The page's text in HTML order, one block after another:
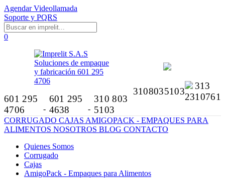
Agendar Videollamada
Soporte y PQRS
0
601 295
4706
-
601 295
4638
-
310 803
5103
3108035103
313
2310761
CORRUGADO CAJAS AMIGOPACK - EMPAQUES PARA
ALIMENTOS NOSOTROS BLOG CONTACTO
Quienes Somos
Corrugado
Cajas
AmigoPack - Empaques para Alimentos